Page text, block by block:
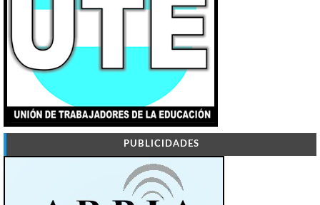
PUBLICIDADES